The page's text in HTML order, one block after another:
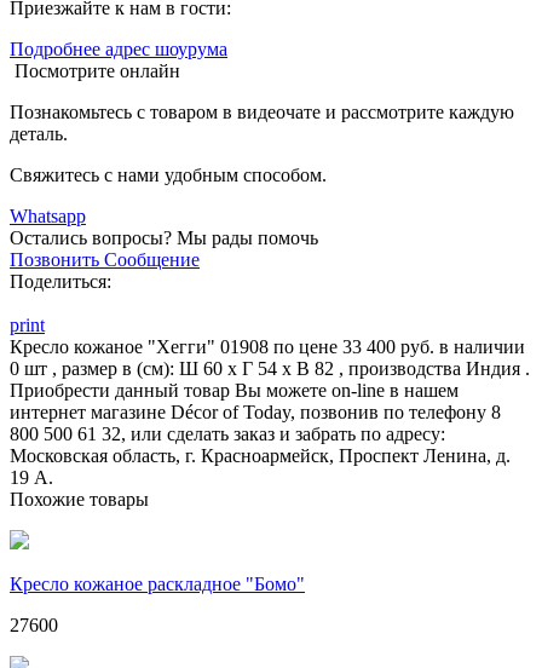
Приезжайте к нам в гости:
Подробнее адрес шоурума
Посмотрите онлайн
Познакомьтесь с товаром в видеочате и рассмотрите каждую
деталь.
Свяжитесь с нами удобным способом.
Whatsapp
Остались вопросы? Мы рады помочь
Позвонить Сообщение
Поделиться:
print
Кресло кожаное "Хегги" 01908 по цене 33 400 руб. в наличии
0 шт , размер в (см): Ш 60 x Г 54 x В 82 , производства Индия .
Приобрести данный товар Вы можете on-line в нашем
интернет магазине Décor of Today, позвонив по телефону 8
800 500 61 32, или сделать заказ и забрать по адресу:
Московская область, г. Красноармейск, Проспект Ленина, д.
19 А.
Похожие товары
Кресло кожаное раскладное "Бомо"
27600